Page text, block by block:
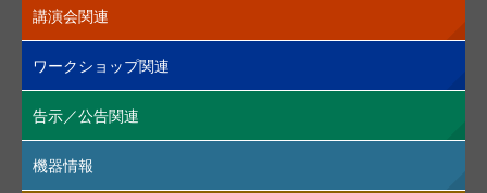
講演会関連
ワークショップ関連
告示／公告関連
機器情報